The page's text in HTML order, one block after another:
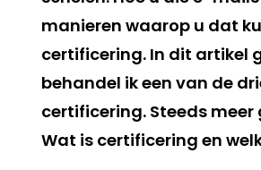
manieren waarop u dat
certificering. In dit artikel
behandel ik een van de
certificering. Steeds
Wat is certificering en